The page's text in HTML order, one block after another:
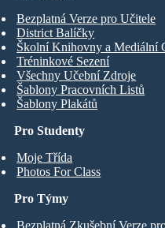
Pro Studenty
Moje Třída
Photos For Class
Bezplatná Verze pro Učitele
District Balíčky
Školní Knihovny a Mediální
Tréninkové Sezení
Všechny Učební Zdroje
Šablony Pracovních Listů
Šablony Plakátů
Pro Týmy